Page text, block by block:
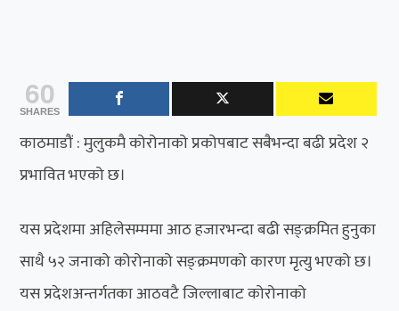
60
SHARES
काठमाडौं : मुलुकमै कोरोनाको प्रकोपबाट सबैभन्दा बढी प्रदेश २
प्रभावित भएको छ।
यस प्रदेशमा अहिलेसम्ममा आठ हजारभन्दा बढी सङ्क्रमित हुनुका
साथै ५२ जनाको कोरोनाको सङ्क्रमणको कारण मृत्यु भएको छ।
यस प्रदेशअन्तर्गतका आठवटै जिल्लाबाट कोरोनाको